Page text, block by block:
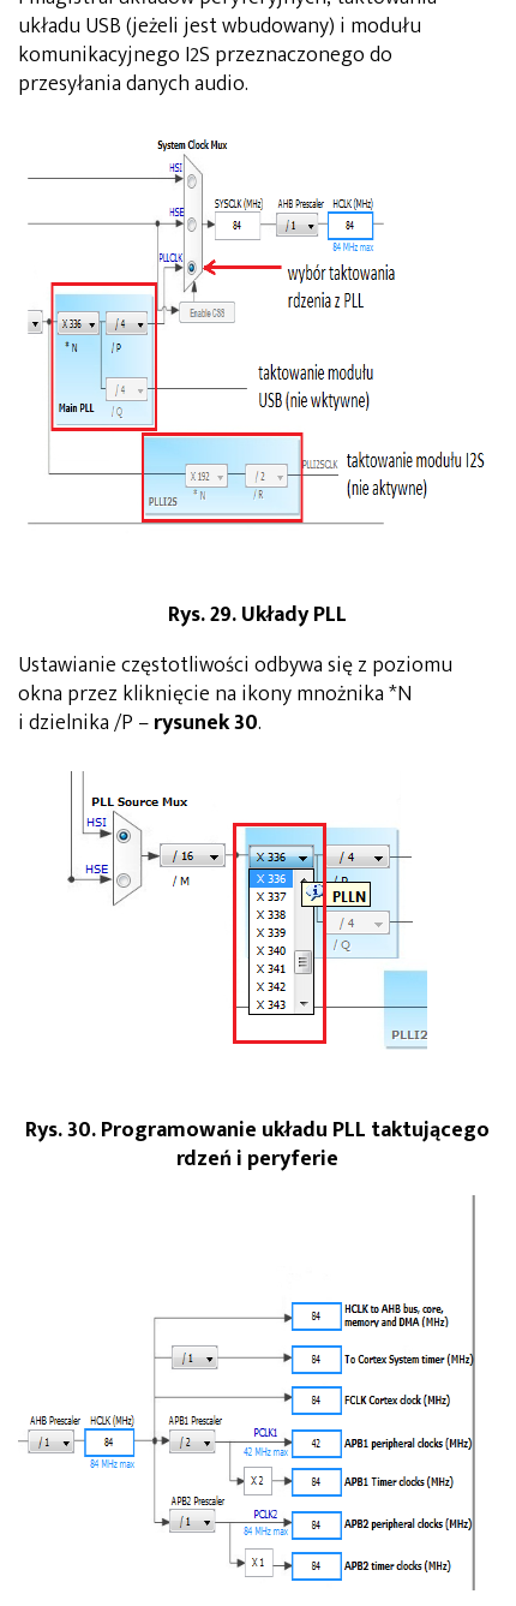
układu USB (jeżeli jest wbudowany) i modułu
komunikacyjnego I2S przeznaczonego do
przesyłania danych audio.
Rys. 29. Układy PLL
Ustawianie częstotliwości odbywa się z poziomu
okna przez kliknięcie na ikony mnożnika *N
i dzielnika /P –rysunek 30.
Rys. 30. Programowanie układu PLL taktującego
rdzeń i peryferie